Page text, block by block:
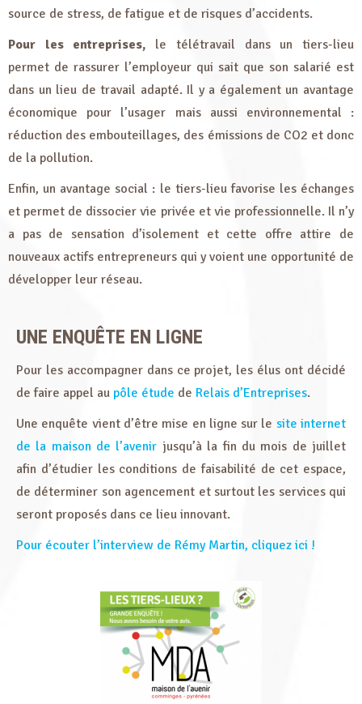
source de stress, de fatigue et de risques d’accidents.
Pour les entreprises, le télétravail dans un tiers-lieu
permet de rassurer l’employeur qui sait que son salarié est
dans un lieu de travail adapté. Il y a également un avantage
économique pour l’usager mais aussi environnemental :
réduction des embouteillages, des émissions de CO2 et donc
de la pollution.
Enfin, un avantage social : le tiers-lieu favorise les échanges
et permet de dissocier vie privée et vie professionnelle. Il n’y
a pas de sensation d’isolement et cette offre attire de
nouveaux actifs entrepreneurs qui y voient une opportunité de
développer leur réseau.
UNE ENQUÊTE EN LIGNE
Pour les accompagner dans ce projet, les élus ont décidé
de faire appel au pôle étude de Relais d’Entreprises.
Une enquête vient d’être mise en ligne sur le site internet
de la maison de l’avenir jusqu’à la fin du mois de juillet
afin d’étudier les conditions de faisabilité de cet espace,
de déterminer son agencement et surtout les services qui
seront proposés dans ce lieu innovant.
Pour écouter l’interview de Rémy Martin, cliquez ici !